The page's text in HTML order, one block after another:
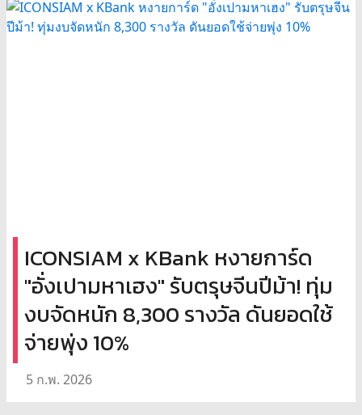
ICONSIAM x KBank หงายการ์ด
"อั่งเปามหาเฮง" รับตรุษจีนปีม้า! ทุ่ม
งบจัดหนัก 8,300 รางวัล ดันยอดใช้
จ่ายพุ่ง 10%
5 ก.พ. 2026